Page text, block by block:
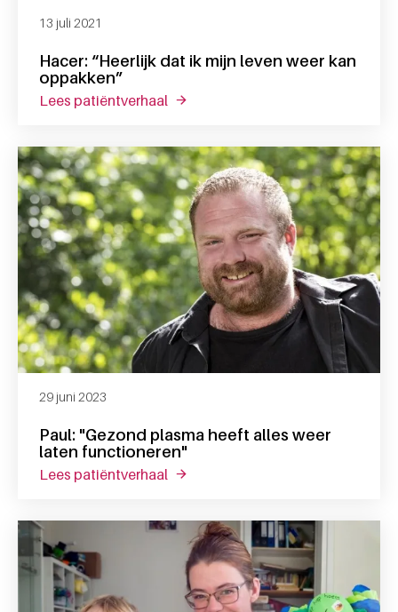
Hacer: “Heerlijk dat ik mijn leven weer kan
oppakken”
13 juli 2021
lees patiëntverhaal over hacer: “heerlijk dat ik mijn
Paul: "Gezond plasma heeft alles weer
laten functioneren"
29 juni 2023
lees patiëntverhaal over paul: "gezond plasma heeft